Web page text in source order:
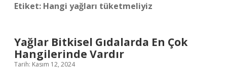
Etiket: Hangi yağları tüketmeliyiz
Yağlar Bitkisel Gıdalarda En Çok
Hangilerinde Vardır
Tarih: Kasım 12, 2024